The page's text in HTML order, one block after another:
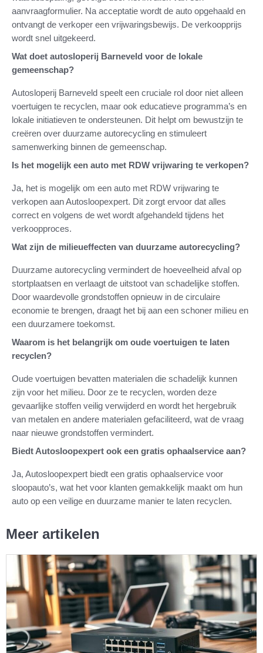
aanvraagformulier. Na acceptatie wordt de auto opgehaald en
ontvangt de verkoper een vrijwaringsbewijs. De verkoopprijs
wordt snel uitgekeerd.
Wat doet autosloperij Barneveld voor de lokale
gemeenschap?
Autosloperij Barneveld speelt een cruciale rol door niet alleen
voertuigen te recyclen, maar ook educatieve programma’s en
lokale initiatieven te ondersteunen. Dit helpt om bewustzijn te
creëren over duurzame autorecycling en stimuleert
samenwerking binnen de gemeenschap.
Is het mogelijk een auto met RDW vrijwaring te verkopen?
Ja, het is mogelijk om een auto met RDW vrijwaring te
verkopen aan Autosloopexpert. Dit zorgt ervoor dat alles
correct en volgens de wet wordt afgehandeld tijdens het
verkoopproces.
Wat zijn de milieueffecten van duurzame autorecycling?
Duurzame autorecycling vermindert de hoeveelheid afval op
stortplaatsen en verlaagt de uitstoot van schadelijke stoffen.
Door waardevolle grondstoffen opnieuw in de circulaire
economie te brengen, draagt het bij aan een schoner milieu en
een duurzamere toekomst.
Waarom is het belangrijk om oude voertuigen te laten
recyclen?
Oude voertuigen bevatten materialen die schadelijk kunnen
zijn voor het milieu. Door ze te recyclen, worden deze
gevaarlijke stoffen veilig verwijderd en wordt het hergebruik
van metalen en andere materialen gefaciliteerd, wat de vraag
naar nieuwe grondstoffen vermindert.
Biedt Autosloopexpert ook een gratis ophaalservice aan?
Ja, Autosloopexpert biedt een gratis ophaalservice voor
sloopauto’s, wat het voor klanten gemakkelijk maakt om hun
auto op een veilige en duurzame manier te laten recyclen.
Meer artikelen